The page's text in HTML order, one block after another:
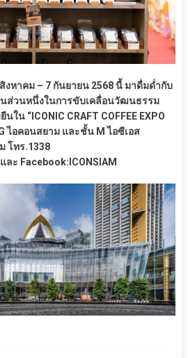
งหาคม – 7 กันยายน 2568 นี้ มาดื่มด่ำกับ
นส่วนหนึ่งในการขับเคลื่อนวัฒนธรรม
ใน “ICONIC CRAFT COFFEE EXPO
ไอคอนสยาม และชั้น M ไอซีเอส
โทร.1338
และ Facebook:ICONSIAM